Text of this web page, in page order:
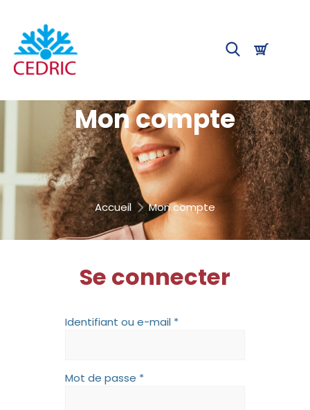
Mon compte
Accueil Mon compte
Se connecter
Identifiant ou e-mail *
Mot de passe *